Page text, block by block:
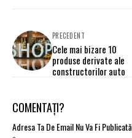
PRECEDENT
Cele mai bizare 10
produse derivate ale
constructorilor auto
COMENTAȚI?
Adresa Ta De Email Nu Va Fi Publicată.